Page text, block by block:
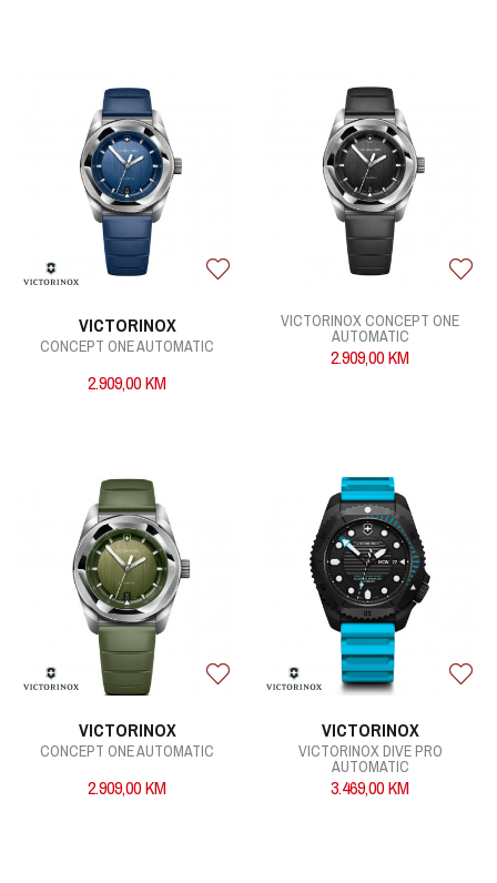
VICTORINOX
CONCEPT ONE AUTOMATIC
2.909,00KM
VICTORINOX CONCEPT ONE
AUTOMATIC
2.909,00KM
VICTORINOX
CONCEPT ONE AUTOMATIC
2.909,00KM
VICTORINOX
VICTORINOX DIVE PRO
AUTOMATIC
3.469,00KM